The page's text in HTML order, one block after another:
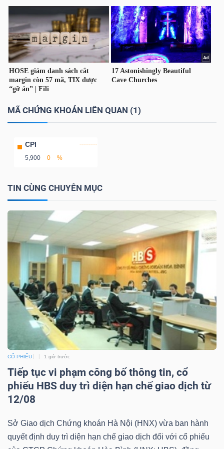
MÃ CHỨNG KHOÁN LIÊN QUAN (1)
CPI
5,900 0 %
TIN CÙNG CHUYÊN MỤC
CỔ PHIẾU 1 giờ trước
Tiếp tục vi phạm công bố thông tin, cổ
phiếu HBS duy trì diện hạn chế giao dịch từ
12/08
Sở Giao dịch Chứng khoán Hà Nội (HNX) vừa ban hành
quyết định duy trì diện hạn chế giao dịch đối với cổ phiếu
Bài
viết
của
tác
giả
(-)
Báo
phân
tích
Thuật
(-)
Dịch
vụ
(-)
tạo
Sách
chính